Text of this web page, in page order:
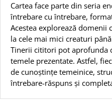
Cartea face parte din seria
întrebare cu întrebare,
Acestea explorează domenii
la cele mai mici creaturi
Tinerii cititori pot aprofunda
temele prezentate. Astfel,
de cunoștințe temeinice,
întrebare-răspuns și